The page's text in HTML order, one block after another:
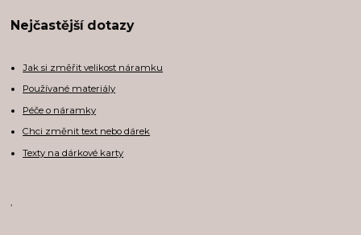
Nejčastější dotazy
Jak si změřit velikost náramku
Používané materiály
Péče o náramky
Chci změnit text nebo dárek
Texty na dárkové karty
,